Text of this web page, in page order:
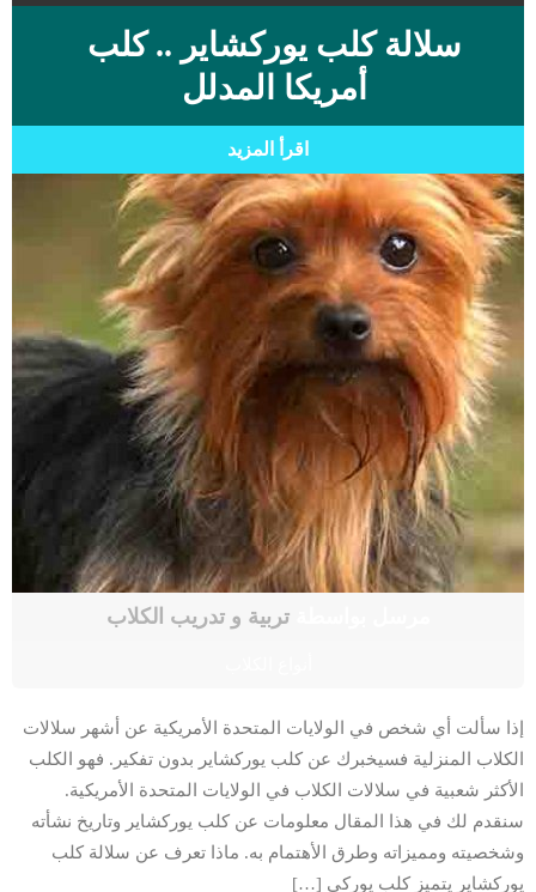
سلالة كلب يوركشاير .. كلب
أمريكا المدلل
اقرأ المزيد
مرسل بواسطةتربية و تدريب الكلاب
إذا سألت أي شخص في الولايات المتحدة الأمريكية عن أشهر سلالات
الكلاب المنزلية فسيخبرك عن كلب يوركشاير بدون تفكير. فهو الكلب
الأكثر شعبية في سلالات الكلاب في الولايات المتحدة الأمريكية.
سنقدم لك في هذا المقال معلومات عن كلب يوركشاير وتاريخ نشأته
وشخصيته ومميزاته وطرق الأهتمام به. ماذا تعرف عن سلالة كلب
يوركشاير يتميز كلب يوركي […]